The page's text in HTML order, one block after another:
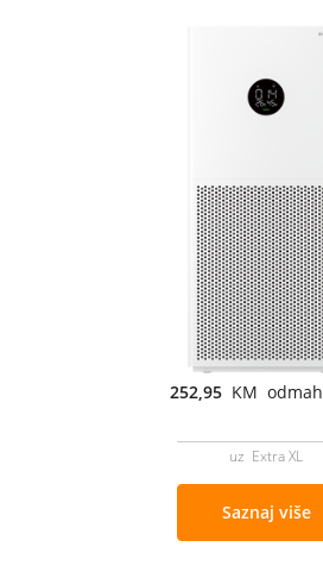
252,95 KM odmah
uz Extra XL
Saznaj više